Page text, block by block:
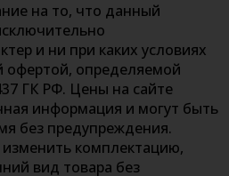
на то, что данный
и ни при каких условиях
офертой, определяемой
ГК РФ. Цены на сайте
информация и могут быть
без предупреждения.
комплектацию,
вид товара без